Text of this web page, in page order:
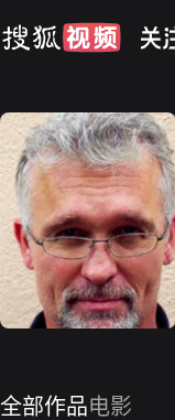
全部作品电影